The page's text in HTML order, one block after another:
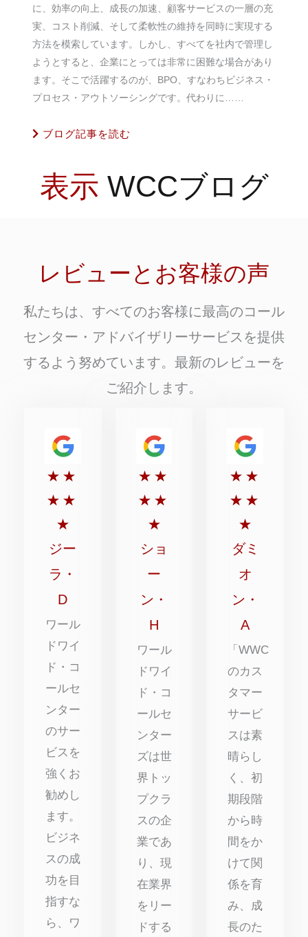
に、効率の向上、成長の加速、顧客サービスの一層の充
実、コスト削減、そして柔軟性の維持を同時に実現する
方法を模索しています。しかし、すべてを社内で管理し
ようとすると、企業にとっては非常に困難な場合があり
ます。そこで活躍するのが、BPO、すなわちビジネス・
プロセス・アウトソーシングです。代わりに……
ブログ記事を読む
表示 WCCブログ
レビューとお客様の声
私たちは、すべてのお客様に最高のコール
センター・アドバイザリーサービスを提供
するよう努めています。最新のレビューを
ご紹介します。
★ ★
★ ★
★
5
点
満
点
中
点
ジー
ラ・
D
ワール
ドワイ
ド・コ
ールセ
ンター
のサー
ビスを
強くお
勧めし
ます。
ビジネ
スの成
功を目
指すな
ら、ワ
★ ★
★ ★
★
5
点
満
点
中
5
ショ
ー
ン・
H
ワール
ドワイ
ド・コ
ールセ
ンター
ズは世
界トッ
プクラ
スの企
業であ
り、現
在業界
をリー
ドする
★ ★
★ ★
★
5
点
点
5
ダミ
オ
ン・
A
「WWC
のカス
タマー
サービ
スは素
晴らし
く、初
期段階
から時
間をか
けて関
係を育
み、成
長のた